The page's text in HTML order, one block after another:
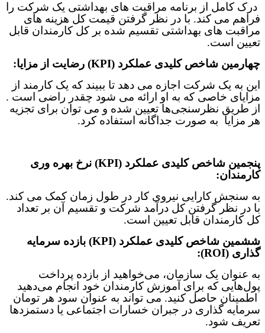
درک کامل از برنامه مراقبت های بهداشتی یک شرکت را
فراهم می کند. با در نظر گرفتن قیمت کل هزینه های
مراقبت های بهداشتی تقسیم شده بر کل کارمندان قابل
تعیین است.
چهارمین شاخص‌ کلیدی عملکرد (KPI
) رضایت از مزایا:
این به یک شرکت اجازه می دهد تا ببیند که یک کارمند از
مزایای خاصی که به او ارائه می شود چقدر راضی است .
از طریق نظرسنجی‌ها تعیین شده و می توان برای تجزیه
هر مزایا به صورت جداگانه استفاده کرد.
پنجمین شاخص‌ کلیدی عملکرد (KPI
) نرخ بهره وری
کارمندان:
به سنجش کارایی نیروی کار در طول زمان کمک می کند.
با در نظر گرفتن کل درآمد شرکت و تقسیم آن بر تعداد
کل کارمندان قابل تعیین است.
ششمین شاخص‌ کلیدی عملکرد (KPI
) بازده سرمایه
گذاری (ROI)
:
به عنوان یک سازمان، میخواهید از بازده پرداخت
پول‌هایی که برای آموزش کارمندان خود انجام می‌دهید
اطمینان حاصل کنید. می تواند به عنوان سود هر تومان
سرمایه گذاری در جبران خسارات اجتماعی یا دستمزدها
تعریف شود.